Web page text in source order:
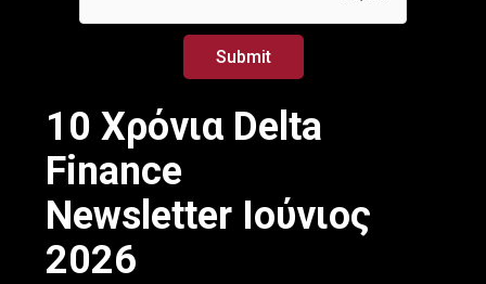
i
l
*
Submit
10 Χρόνια Delta
Finance
Newsletter Ιούνιος
2026